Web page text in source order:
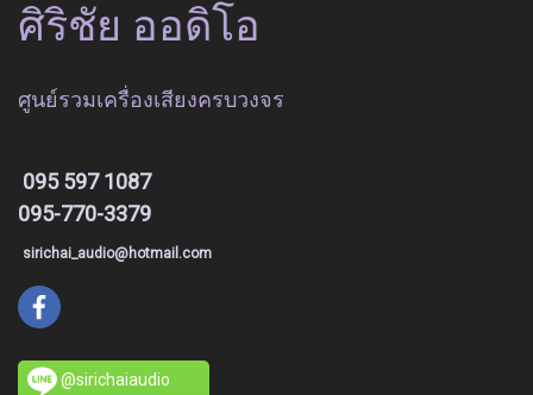
ศิริชัย ออดิโอ
ศูนย์รวมเครื่องเสียงครบวงจร
095 597 1087
095-770-3379
sirichai_audio@hotmail.com
@sirichaiaudio